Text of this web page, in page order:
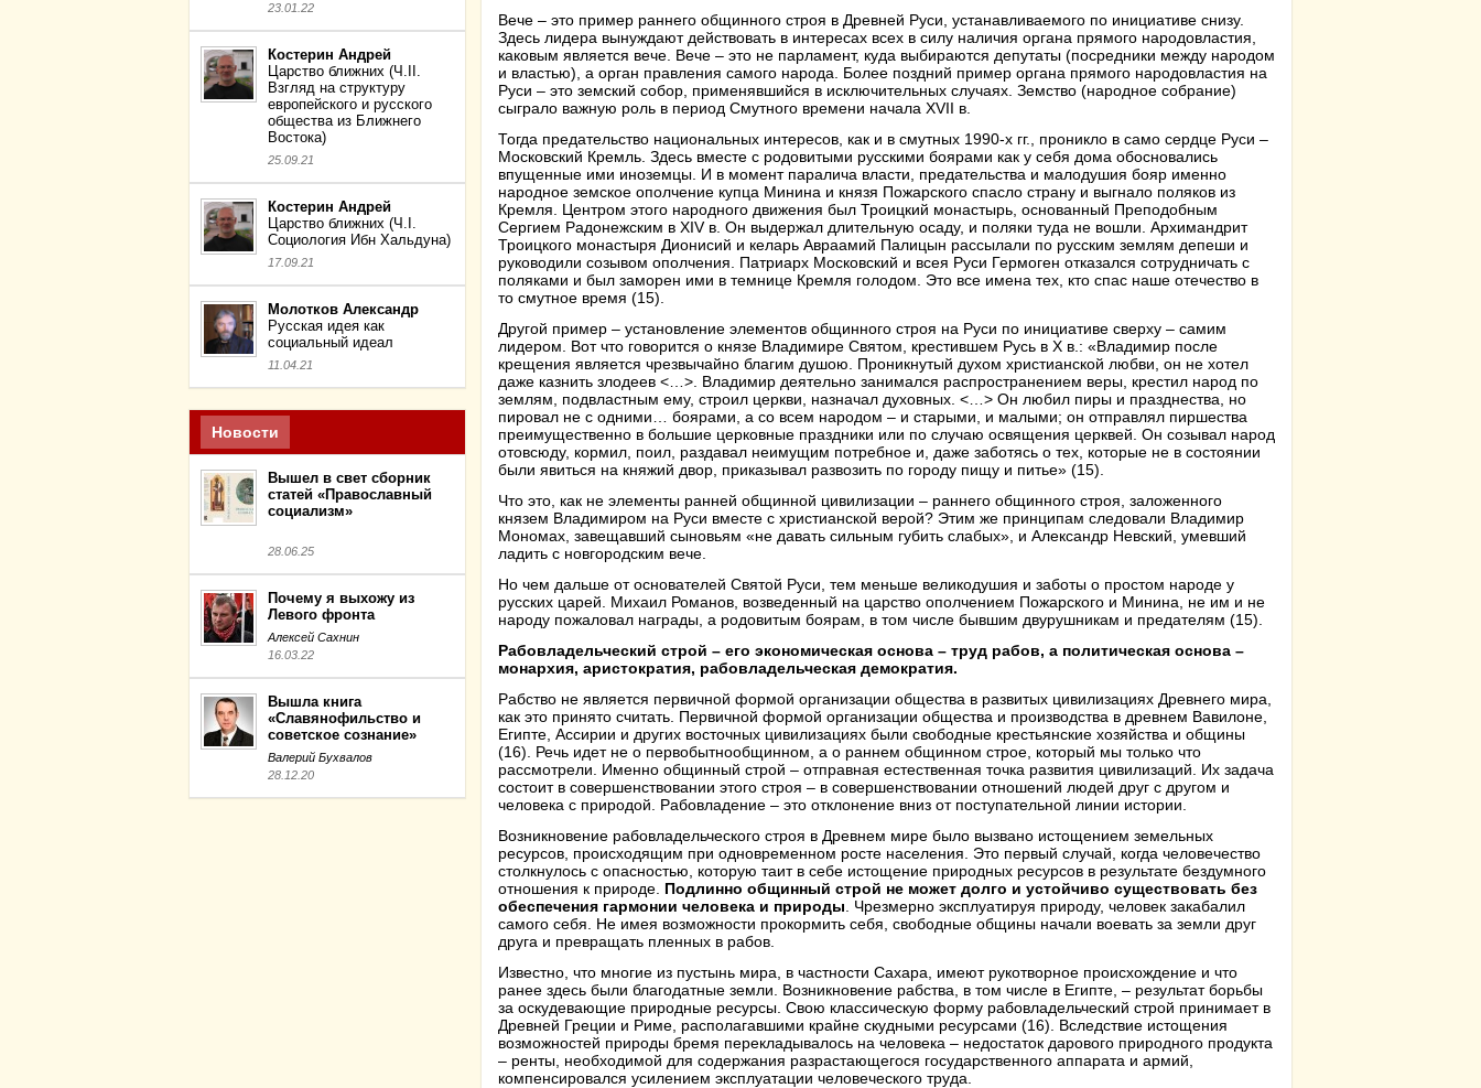
23.01.22
Костерин Андрей
Царство ближних (Ч.II.
Взгляд на структуру
европейского и русского
общества из Ближнего
Востока)
25.09.21
Костерин Андрей
Царство ближних (Ч.I.
Социология Ибн Хальдуна)
17.09.21
Молотков Александр
Русская идея как
социальный идеал
11.04.21
Новости
Вышел в свет сборник
статей «Православный
социализм»
28.06.25
Почему я выхожу из
Левого фронта
Алексей Сахнин
16.03.22
Вышла книга
«Славянофильство и
советское сознание»
Валерий Бухвалов
28.12.20
Вече – это пример раннего общинного строя в Древней Руси, устанавливаемого по инициативе снизу.
Здесь лидера вынуждают действовать в интересах всех в силу наличия органа прямого народовластия,
каковым является вече. Вече – это не парламент, куда выбираются депутаты (посредники между народом
и властью), а орган правления самого народа. Более поздний пример органа прямого народовластия на
Руси – это земский собор, применявшийся в исключительных случаях. Земство (народное собрание)
сыграло важную роль в период Смутного времени начала ХVII в.
Тогда предательство национальных интересов, как и в смутных 1990-х гг., проникло в само сердце Руси –
Московский Кремль. Здесь вместе с родовитыми русскими боярами как у себя дома обосновались
впущенные ими иноземцы. И в момент паралича власти, предательства и малодушия бояр именно
народное земское ополчение купца Минина и князя Пожарского спасло страну и выгнало поляков из
Кремля. Центром этого народного движения был Троицкий монастырь, основанный Преподобным
Сергием Радонежским в ХIV в. Он выдержал длительную осаду, и поляки туда не вошли. Архимандрит
Троицкого монастыря Дионисий и келарь Авраамий Палицын рассылали по русским землям депеши и
руководили созывом ополчения. Патриарх Московский и всея Руси Гермоген отказался сотрудничать с
поляками и был заморен ими в темнице Кремля голодом. Это все имена тех, кто спас наше отечество в
то смутное время (15).
Другой пример – установление элементов общинного строя на Руси по инициативе сверху – самим
лидером. Вот что говорится о князе Владимире Святом, крестившем Русь в Х в.: «Владимир после
крещения является чрезвычайно благим душою. Проникнутый духом христианской любви, он не хотел
даже казнить злодеев <…>. Владимир деятельно занимался распространением веры, крестил народ по
землям, подвластным ему, строил церкви, назначал духовных. <…> Он любил пиры и празднества, но
пировал не с одними… боярами, а со всем народом – и старыми, и малыми; он отправлял пиршества
преимущественно в большие церковные праздники или по случаю освящения церквей. Он созывал народ
отовсюду, кормил, поил, раздавал неимущим потребное и, даже заботясь о тех, которые не в состоянии
были явиться на княжий двор, приказывал развозить по городу пищу и питье» (15).
Что это, как не элементы ранней общинной цивилизации – раннего общинного строя, заложенного
князем Владимиром на Руси вместе с христианской верой? Этим же принципам следовали Владимир
Мономах, завещавший сыновьям «не давать сильным губить слабых», и Александр Невский, умевший
ладить с новгородским вече.
Но чем дальше от основателей Святой Руси, тем меньше великодушия и заботы о простом народе у
русских царей. Михаил Романов, возведенный на царство ополчением Пожарского и Минина, не им и не
народу пожаловал награды, а родовитым боярам, в том числе бывшим двурушникам и предателям (15).
Рабовладельческий строй – его экономическая основа – труд рабов, а политическая основа –
монархия, аристократия, рабовладельческая демократия.
Рабство не является первичной формой организации общества в развитых цивилизациях Древнего мира,
как это принято считать. Первичной формой организации общества и производства в древнем Вавилоне,
Египте, Ассирии и других восточных цивилизациях были свободные крестьянские хозяйства и общины
(16). Речь идет не о первобытнообщинном, а о раннем общинном строе, который мы только что
рассмотрели. Именно общинный строй – отправная естественная точка развития цивилизаций. Их задача
состоит в совершенствовании этого строя – в совершенствовании отношений людей друг с другом и
человека с природой. Рабовладение – это отклонение вниз от поступательной линии истории.
Возникновение рабовладельческого строя в Древнем мире было вызвано истощением земельных
ресурсов, происходящим при одновременном росте населения. Это первый случай, когда человечество
столкнулось с опасностью, которую таит в себе истощение природных ресурсов в результате бездумного
отношения к природе. Подлинно общинный строй не может долго и устойчиво существовать без
обеспечения гармонии человека и природы . Чрезмерно эксплуатируя природу, человек закабалил
самого себя. Не имея возможности прокормить себя, свободные общины начали воевать за земли друг
друга и превращать пленных в рабов.
Известно, что многие из пустынь мира, в частности Сахара, имеют рукотворное происхождение и что
ранее здесь были благодатные земли. Возникновение рабства, в том числе в Египте, – результат борьбы
за оскудевающие природные ресурсы. Свою классическую форму рабовладельческий строй принимает в
Древней Греции и Риме, располагавшими крайне скудными ресурсами (16). Вследствие истощения
возможностей природы бремя перекладывалось на человека – недостаток дарового природного продукта
– ренты, необходимой для содержания разрастающегося государственного аппарата и армий,
компенсировался усилением эксплуатации человеческого труда.